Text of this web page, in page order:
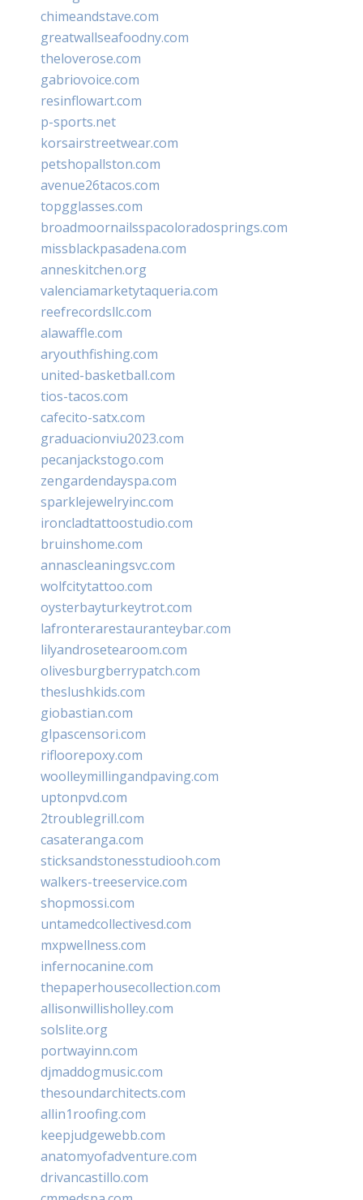
chimeandstave.com
greatwallseafoodny.com
theloverose.com
gabriovoice.com
resinflowart.com
p-sports.net
korsairstreetwear.com
petshopallston.com
avenue26tacos.com
topgglasses.com
broadmoornailsspacoloradosprings.com
missblackpasadena.com
anneskitchen.org
valenciamarketytaqueria.com
reefrecordsllc.com
alawaffle.com
aryouthfishing.com
united-basketball.com
tios-tacos.com
cafecito-satx.com
graduacionviu2023.com
pecanjackstogo.com
zengardendayspa.com
sparklejewelryinc.com
ironcladtattoostudio.com
bruinshome.com
annascleaningsvc.com
wolfcitytattoo.com
oysterbayturkeytrot.com
lafronterarestauranteybar.com
lilyandrosetearoom.com
olivesburgberrypatch.com
theslushkids.com
giobastian.com
glpascensori.com
rifloorepoxy.com
woolleymillingandpaving.com
uptonpvd.com
2troublegrill.com
casateranga.com
sticksandstonesstudiooh.com
walkers-treeservice.com
shopmossi.com
untamedcollectivesd.com
mxpwellness.com
infernocanine.com
thepaperhousecollection.com
allisonwillisholley.com
solslite.org
portwayinn.com
djmaddogmusic.com
thesoundarchitects.com
allin1roofing.com
keepjudgewebb.com
anatomyofadventure.com
drivancastillo.com